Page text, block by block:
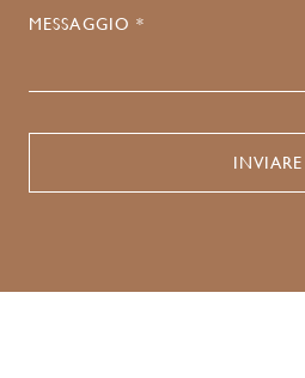
MESSAGGIO *